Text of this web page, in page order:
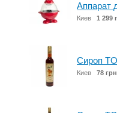
Аппарат
Киев 1 299
Сироп
Киев 78 грн